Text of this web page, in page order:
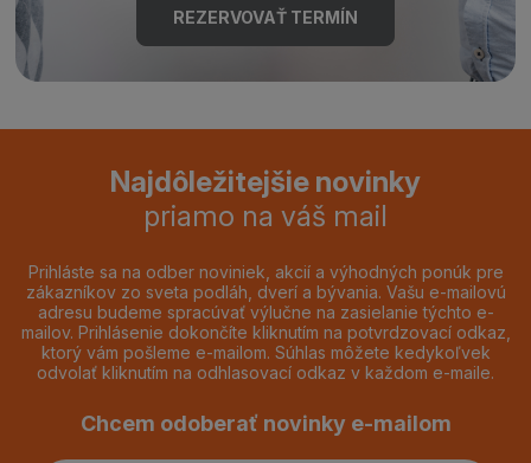
REZERVOVAŤ TERMÍN
Najdôležitejšie novinky
priamo na váš mail
Prihláste sa na odber noviniek, akcií a výhodných ponúk pre
zákazníkov zo sveta podláh, dverí a bývania. Vašu e-mailovú
adresu budeme spracúvať výlučne na zasielanie týchto e-
mailov. Prihlásenie dokončíte kliknutím na potvrdzovací odkaz,
ktorý vám pošleme e-mailom. Súhlas môžete kedykoľvek
odvolať kliknutím na odhlasovací odkaz v každom e-maile.
Chcem odoberať novinky e-mailom